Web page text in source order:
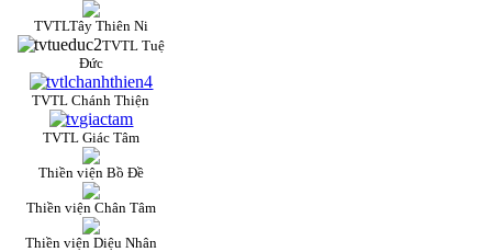
TVTLTây Thiên Ni
TVTL Tuệ
Đức
TVTL Chánh Thiện
TVTL Giác Tâm
Thiền viện Bồ Đề
Thiền viện Chân Tâm
Thiền viện Diệu Nhân